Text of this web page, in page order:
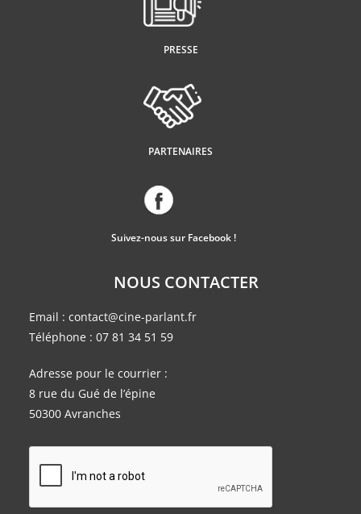
PRESSE
PARTENAIRES
Suivez-nous sur Facebook !
NOUS CONTACTER
Email : contact@cine-parlant.fr
Téléphone : 07 81 34 51 59
Adresse pour le courrier :
8 rue du Gué de l’épine
50300 Avranches